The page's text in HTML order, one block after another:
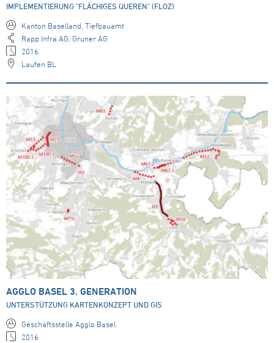
IMPLEMENTIERUNG "FLÄCHIGES QUEREN" (FLOZ)
Kanton Baselland, Tiefbauamt
Rapp Infra AG, Gruner AG
2016
Laufen BL
AGGLO BASEL 3. GENERATION
UNTERSTÜTZUNG KARTENKONZEPT UND GIS
Geschäftsstelle Agglo Basel
2016